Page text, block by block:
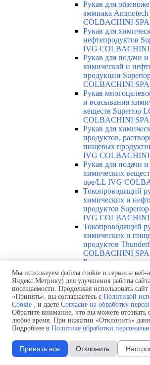
Рукав для
аммиака
COLBACHINI SPA
Рукав для
нефтепродуктов
IVG COLBACHINI
Рукав для подачи
химической и
продукции
COLBACHINI SPA
Рукав
и всасывания
веществ Supertop
COLBACHINI SPA
Рукав для
продуктов,
пищевых
IVG COLBACHINI
Рукав для подачи
химических
upe/LL IVG
Токопроводящий
химических и
продуктов
IVG COLBACHINI
Токопроводящий
химических и
продуктов
COLBACHINI SPA
Рукав для
растворителей
COLBACHINI SPA
Рукав для
растворителей
COLBACHINI SPA
Токопроводящий
химикатов и
Fluostar IVG
Рукав для подачи
продуктов,
Мы используем файлы cookie и сервисы веб-
Яндекс.Метрику) для улучшения работы
посещаемости. Продолжая использовать
«Принять», вы соглашаетесь с Политикой
Cookie , и даете Согласие на обработку
Обратите внимание, что вы можете отозвать
любое время. При нажатии «Отклонить»
Подробнее в Политике обработки
Принять все Отклонить